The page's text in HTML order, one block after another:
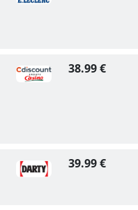
38.99 €
39.99 €